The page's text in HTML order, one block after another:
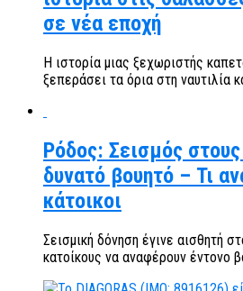
σε νέα εποχή
Η ιστορία μιας ξεχωριστής
ξεπεράσει τα όρια στη ναυτιλία
Ρόδος: Σεισμός
δυνατό βουητό – Τι
κάτοικοι
Σεισμική δόνηση έγινε αισθητή
κατοίκους να αναφέρουν έντονο